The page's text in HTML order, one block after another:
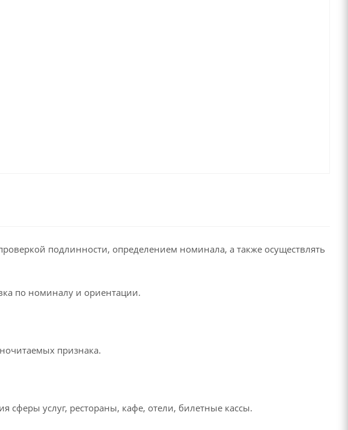
подлинности, определением номинала, а также осуществлять
по номиналу и ориентации.
признака.
услуг, рестораны, кафе, отели, билетные кассы.